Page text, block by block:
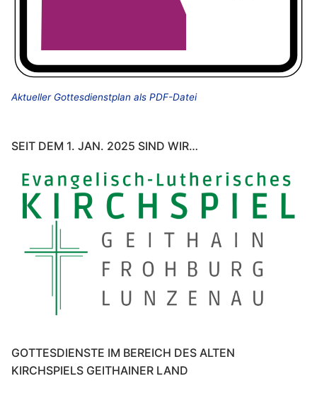
Aktueller Gottesdienstplan als PDF-Datei
SEIT DEM 1. JAN. 2025 SIND WIR…
GOTTESDIENSTE IM BEREICH DES ALTEN
KIRCHSPIELS GEITHAINER LAND